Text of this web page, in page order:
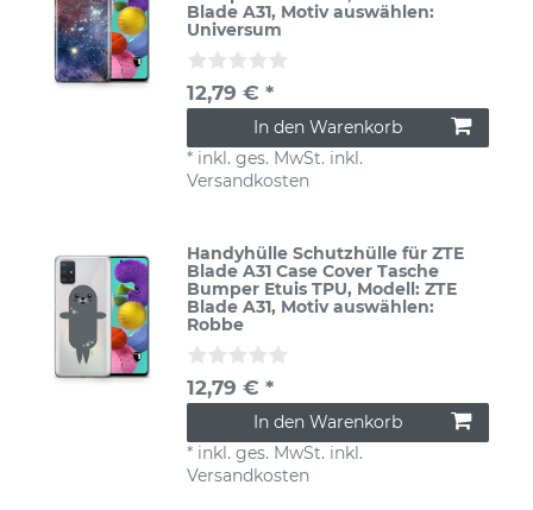
Blade A31, Motiv auswählen:
Universum
12,79 € *
In den Warenkorb
* inkl. ges. MwSt. inkl.
Versandkosten
Handyhülle Schutzhülle für ZTE
Blade A31 Case Cover Tasche
Bumper Etuis TPU, Modell: ZTE
Blade A31, Motiv auswählen:
Robbe
12,79 € *
In den Warenkorb
* inkl. ges. MwSt. inkl.
Versandkosten